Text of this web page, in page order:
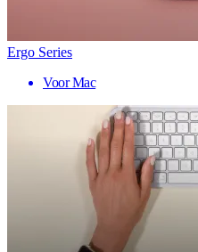
Ergo Series
Voor Mac